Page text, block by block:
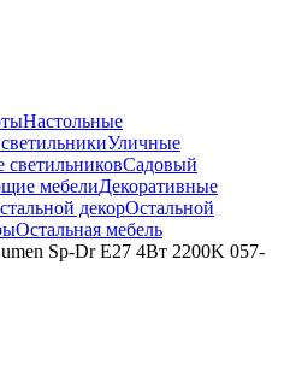
Настольные
Уличные
Садовый
мебелиДекоративные
декорОстальной
Остальная мебель
Sp-Dr E27 4Вт 2200K 057-